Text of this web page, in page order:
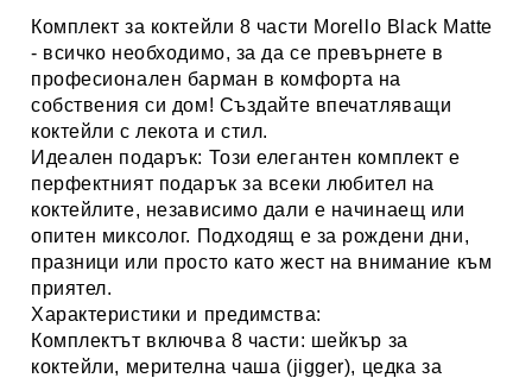
Комплект за коктейли 8 части Morello Black Matte
- всичко необходимо, за да се превърнете в
професионален барман в комфорта на
собствения си дом! Създайте впечатляващи
коктейли с лекота и стил.
Идеален подарък: Този елегантен комплект е
перфектният подарък за всеки любител на
коктейлите, независимо дали е начинаещ или
опитен миксолог. Подходящ е за рождени дни,
празници или просто като жест на внимание към
приятел.
Характеристики и предимства:
Комплектът включва 8 части: шейкър за
коктейли, мерителна чаша (jigger), цедка за